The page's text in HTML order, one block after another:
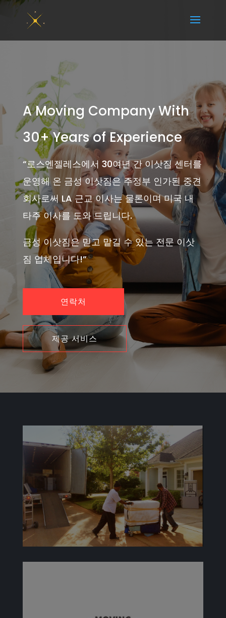
A Moving Company With
30+ Years of Experience
“로스엔젤레스에서 30여년 간 이삿짐 센터를
운영해 온 금성 이삿짐은 주정부 인가된 중견
회사로써 LA 근교 이사는 물론이며 미국 내
타주 이사를 도와 드립니다.
금성 이삿짐은 믿고 맡길 수 있는 전문 이삿
짐 업체입니다!”
연락처
제공 서비스